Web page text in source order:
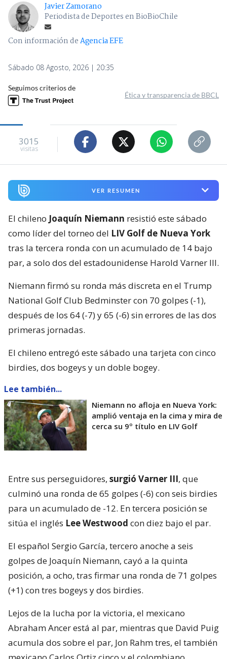
Javier Zamorano
Periodista de Deportes en BioBioChile
Con información deAgencia EFE
Sábado 08 Agosto, 2026 | 20:35
Seguimos criterios de
Ética y transparencia de BBCL
3015
visitas
VER RESUMEN
El chileno Joaquín Niemann resistió este sábado
como líder del torneo del LIV Golf de Nueva York
tras la tercera ronda con un acumulado de 14 bajo
par, a solo dos del estadounidense Harold Varner III.
Niemann firmó su ronda más discreta en el Trump
National Golf Club Bedminster con 70 golpes (-1),
después de los 64 (-7) y 65 (-6) sin errores de las dos
primeras jornadas.
El chileno entregó este sábado una tarjeta con cinco
birdies, dos bogeys y un doble bogey.
Lee también...
Niemann no afloja en Nueva York:
amplió ventaja en la cima y mira de
cerca su 9º título en LIV Golf
Entre sus perseguidores, surgió Varner III, que
culminó una ronda de 65 golpes (-6) con seis birdies
para un acumulado de -12. En tercera posición se
sitúa el inglés Lee Westwood con diez bajo el par.
El español Sergio García, tercero anoche a seis
golpes de Joaquín Niemann, cayó a la quinta
posición, a ocho, tras firmar una ronda de 71 golpes
(+1) con tres bogeys y dos birdies.
Lejos de la lucha por la victoria, el mexicano
Abraham Ancer está al par, mientras que David Puig
acumula dos sobre el par, Jon Rahm tres, el también